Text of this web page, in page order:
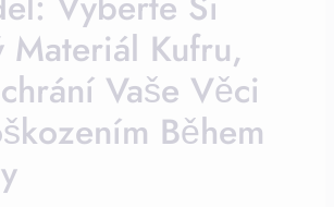
Materiál Kufru,
Vaše Věci
Během